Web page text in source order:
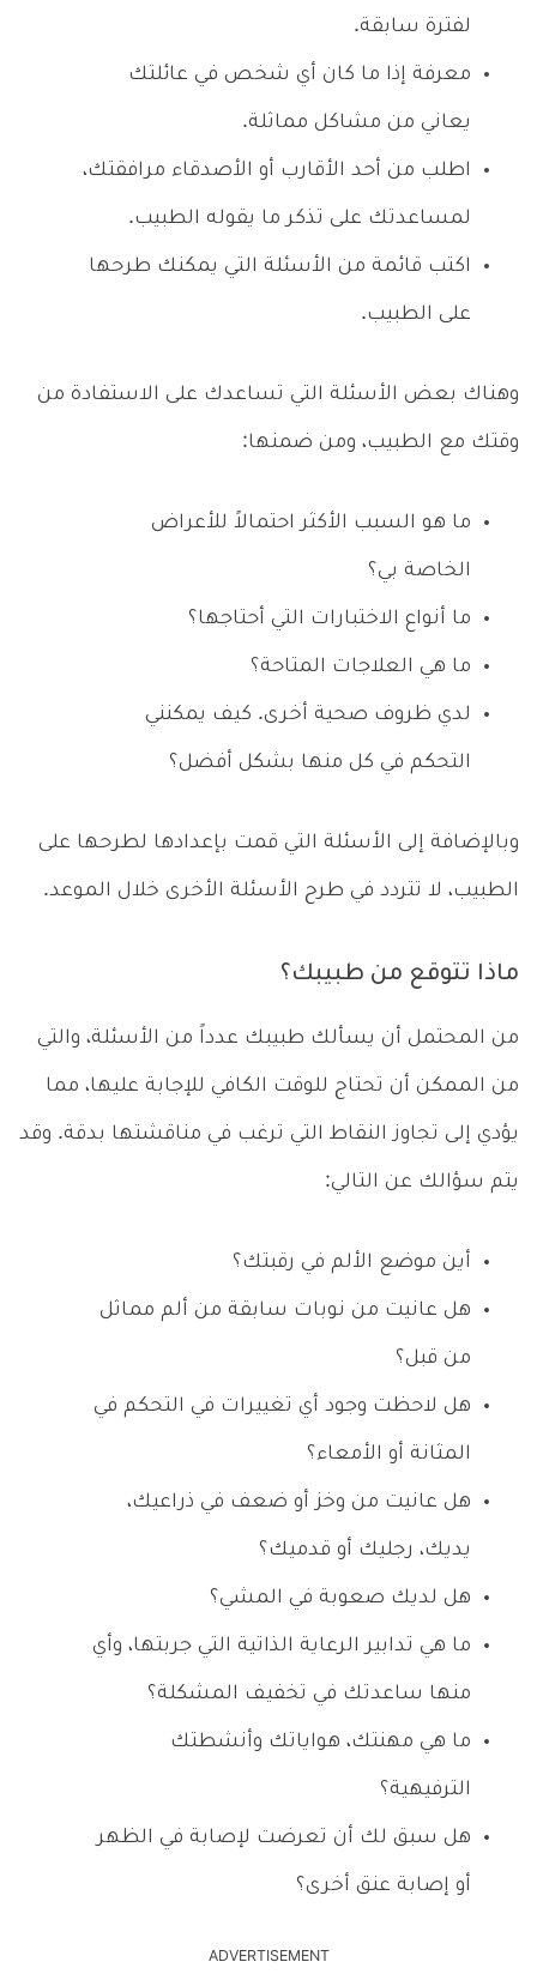
لفترة سابقة.
معرفة إذا ما كان أي شخص في عائلتك
يعاني من مشاكل مماثلة.
اطلب من أحد الأقارب أو الأصدقاء مرافقتك،
لمساعدتك على تذكر ما يقوله الطبيب.
اكتب قائمة من الأسئلة التي يمكنك طرحها
على الطبيب.
وهناك بعض الأسئلة التي تساعدك على الاستفادة من
وقتك مع الطبيب، ومن ضمنها:
ما هو السبب الأكثر احتمالاً للأعراض
الخاصة بي؟
ما أنواع الاختبارات التي أحتاجها؟
ما هي العلاجات المتاحة؟
لدي ظروف صحية أخرى. كيف يمكنني
التحكم في كل منها بشكل أفضل؟
وبالإضافة إلى الأسئلة التي قمت بإعدادها لطرحها على
الطبيب، لا تتردد في طرح الأسئلة الأخرى خلال الموعد.
ماذا تتوقع من طبيبك؟
من المحتمل أن يسألك طبيبك عدداً من الأسئلة، والتي
من الممكن أن تحتاج للوقت الكافي للإجابة عليها، مما
يؤدي إلى تجاوز النقاط التي ترغب في مناقشتها بدقة. وقد
يتم سؤالك عن التالي:
أين موضع الألم في رقبتك؟
هل عانيت من نوبات سابقة من ألم مماثل
من قبل؟
هل لاحظت وجود أي تغييرات في التحكم في
المثانة أو الأمعاء؟
هل عانيت من وخز أو ضعف في ذراعيك،
يديك، رجليك أو قدميك؟
هل لديك صعوبة في المشي؟
ما هي تدابير الرعاية الذاتية التي جربتها، وأي
منها ساعدتك في تخفيف المشكلة؟
ما هي مهنتك، هواياتك وأنشطتك
الترفيهية؟
هل سبق لك أن تعرضت لإصابة في الظهر
أو إصابة عنق أخرى؟
ADVERTISEMENT